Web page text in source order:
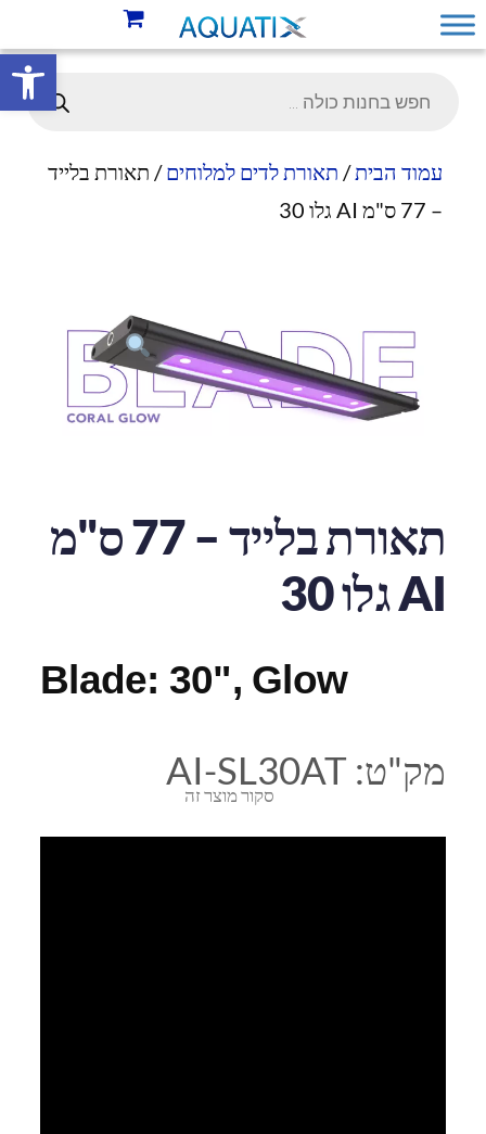
פתח
עמוד הבית/ תאורת לדים למלוחים/ תאורת בלייד
– 77 ס"מ AI גלו 30
תאורת בלייד – 77 ס"מ
AI גלו 30
Blade: 30", Glow
סקור מוצר זה
מק"ט: AI-SL30AT